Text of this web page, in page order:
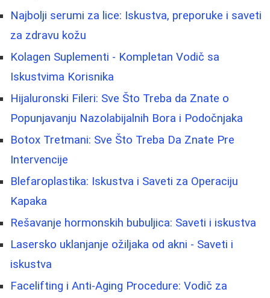
Najbolji serumi za lice: Iskustva, preporuke i saveti
za zdravu kožu
Kolagen Suplementi - Kompletan Vodič sa
Iskustvima Korisnika
Hijaluronski Fileri: Sve Što Treba da Znate o
Popunjavanju Nazolabijalnih Bora i Podočnjaka
Botox Tretmani: Sve Što Treba Da Znate Pre
Intervencije
Blefaroplastika: Iskustva i Saveti za Operaciju
Kapaka
Rešavanje hormonskih bubuljica: Saveti i iskustva
Lasersko uklanjanje ožiljaka od akni - Saveti i
iskustva
Facelifting i Anti-Aging Procedure: Vodič za